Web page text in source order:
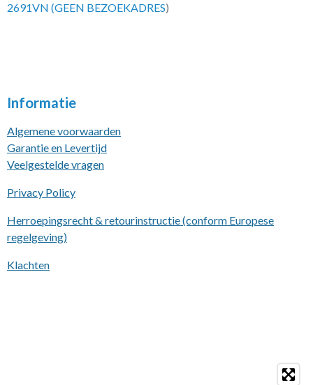
2691VN (GEEN BEZOEKADRES)
Informatie
Algemene voorwaarden
Garantie en Levertijd
Veelgestelde vragen
Privacy Policy
Herroepingsrecht & retourinstructie (conform Europese
regelgeving)
Klachten